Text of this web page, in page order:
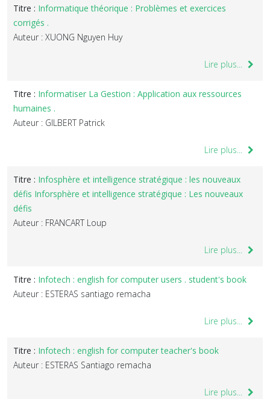
Titre : Informatique théorique : Problèmes et exercices
corrigés .
Auteur : XUONG Nguyen Huy
Lire plus...
Titre : Informatiser La Gestion : Application aux ressources
humaines .
Auteur : GILBERT Patrick
Lire plus...
Titre : Infosphère et intelligence stratégique : les nouveaux
défis Inforsphère et intelligence stratégique : Les nouveaux
défis
Auteur : FRANCART Loup
Lire plus...
Titre : Infotech : english for computer users . student's book
Auteur : ESTERAS santiago remacha
Lire plus...
Titre : Infotech : english for computer teacher's book
Auteur : ESTERAS Santiago remacha
Lire plus...